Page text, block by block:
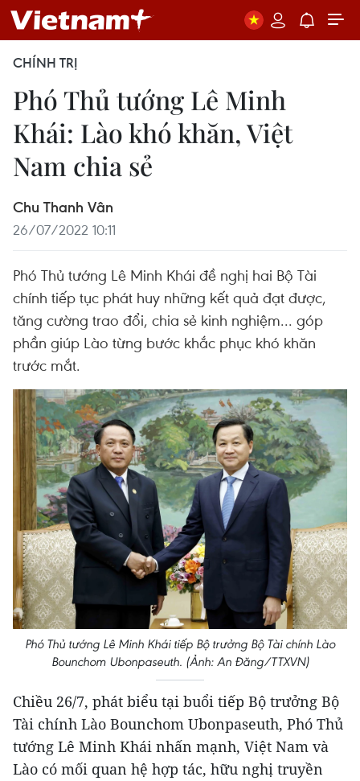
CHÍNH TRỊ
Phó Thủ tướng Lê Minh
Khái: Lào khó khăn, Việt
Nam chia sẻ
Chu Thanh Vân
26/07/2022 10:11
Phó Thủ tướng Lê Minh Khái đề nghị hai Bộ Tài
chính tiếp tục phát huy những kết quả đạt được,
tăng cường trao đổi, chia sẻ kinh nghiệm... góp
phần giúp Lào từng bước khắc phục khó khăn
trước mắt.
Phó Thủ tướng Lê Minh Khái tiếp Bộ trưởng Bộ Tài chính Lào
Bounchom Ubonpaseuth. (Ảnh: An Đăng/TTXVN)
Chiều 26/7, phát biểu tại buổi tiếp Bộ trưởng Bộ
Tài chính Lào Bounchom Ubonpaseuth, Phó Thủ
tướng Lê Minh Khái nhấn mạnh, Việt Nam và
Lào có mối quan hệ hợp tác, hữu nghị truyền